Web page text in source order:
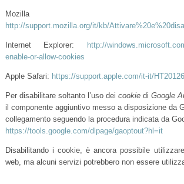
Mozilla
http://support.mozilla.org/it/kb/
Internet Explorer:
http://
enable-or-allow-cookies
Apple Safari: https://support.apple.com/it-it/
Per disabilitare soltanto l’uso dei cookie di Google
il componente aggiuntivo messo a disposizione da
collegamento seguendo la procedura indicata da
https://tools.google.com/dlpage/gaoptout?hl=it
Disabilitando i cookie, è ancora possibile
web, ma alcuni servizi potrebbero non essere